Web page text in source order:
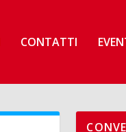
CONTATTI